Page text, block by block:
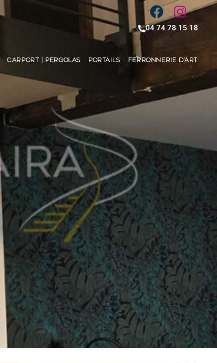
04 74 78 15 18
CARPORT | PERGOLAS PORTAILS FERRONNERIE D’ART